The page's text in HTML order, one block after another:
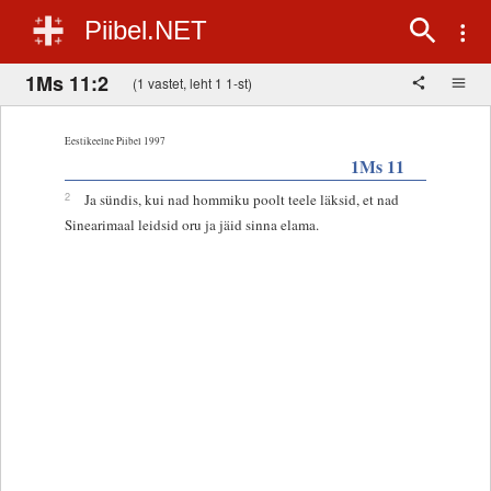
Piibel.NET
1Ms 11:2 (1 vastet, leht 1 1-st)
Eestikeelne Piibel 1997
1Ms 11
2
Ja sündis, kui nad hommiku poolt teele läksid, et nad
Sinearimaal leidsid oru ja jäid sinna elama.